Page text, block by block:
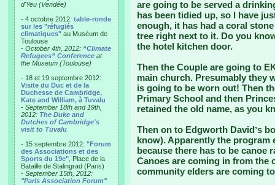
d'Yeu (Vendée)
- 4 octobre 2012: table-ronde
sur les "réfugiés
climatiques" au Muséum de
Toulouse
- October 4th, 2012: “Climate
Refugees” Conference at
the Museum (Toulouse)
- 18 et 19 septembre 2012:
Visite du Duc et de la
Duchesse de Cambridge,
Kate and William, à Tuvalu
- September 18th and 19th,
2012: The Duke and
Dutches of Cambridge's
visit to Tuvalu
- 15 septembre 2012: "Forum
des Associations et des
Sports du 19e" , Place de la
Bataille de Stalingrad (Paris)
- September 15th, 2012:
"Paris Association Forum"
are going to be served a
has been tidied up, so I have
enough, it has had a coral
tree right next to it. Do you
the hotel kitchen door.
Then the Couple are going to
main church. Presumably they
is going to be worn out! Then
Primary School and then
retained the old name, as you
Then on to Edgworth Davidʼs
know). Apparently the program
because there has to be canoe
Canoes are coming in from the
community elders are coming